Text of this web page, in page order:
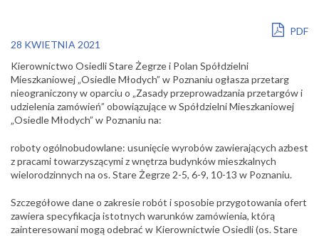
PDF
28 KWIETNIA 2021
Kierownictwo Osiedli Stare Żegrze i Polan Spółdzielni
Mieszkaniowej „Osiedle Młodych” w Poznaniu ogłasza przetarg
nieograniczony w oparciu o „Zasady przeprowadzania przetargów i
udzielenia zamówień” obowiązujące w Spółdzielni Mieszkaniowej
„Osiedle Młodych” w Poznaniu na:
roboty ogólnobudowlane: usunięcie wyrobów zawierających azbest
z pracami towarzyszącymi z wnętrza budynków mieszkalnych
wielorodzinnych na os. Stare Żegrze 2-5, 6-9, 10-13 w Poznaniu.
Szczegółowe dane o zakresie robót i sposobie przygotowania ofert
zawiera specyfikacja istotnych warunków zamówienia, którą
zainteresowani mogą odebrać w Kierownictwie Osiedli (os. Stare